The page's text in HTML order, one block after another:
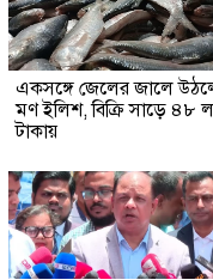
একসঙ্গে জেলের জালে
মণ ইলিশ, বিক্রি সাড়ে ৪৮
টাকায়